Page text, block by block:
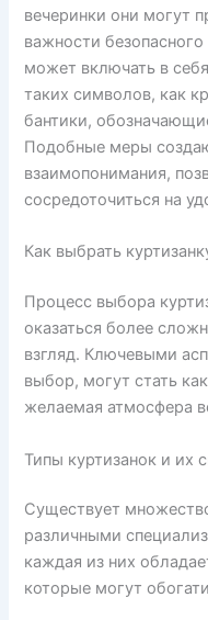
вечеринки они могут
важности
может включать в
таких символов, как
бантики,
Подобные меры
взаимопонимания,
сосредоточиться на
Как выбрать
Процесс выбора
оказаться более
взгляд. Ключевыми
выбор, могут стать
желаемая атмосфера
Типы куртизанок и их
Существует
различными
каждая из них
которые могут